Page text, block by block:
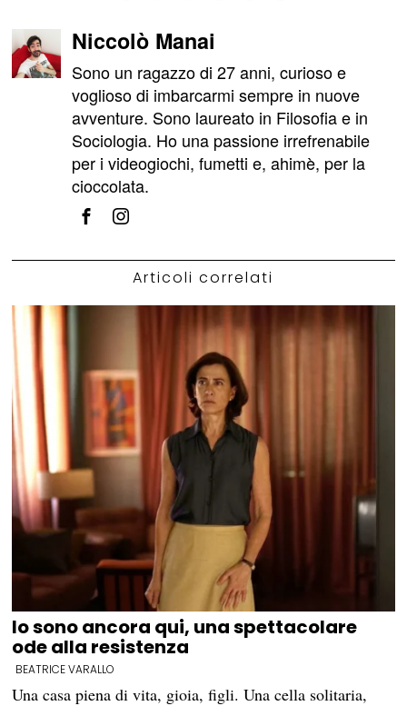
Niccolò Manai
Sono un ragazzo di 27 anni, curioso e
voglioso di imbarcarmi sempre in nuove
avventure. Sono laureato in Filosofia e in
Sociologia. Ho una passione irrefrenabile
per i videogiochi, fumetti e, ahimè, per la
cioccolata.
Articoli correlati
Io sono ancora qui, una spettacolare
ode alla resistenza
BEATRICE VARALLO
Una casa piena di vita, gioia, figli. Una cella solitaria,